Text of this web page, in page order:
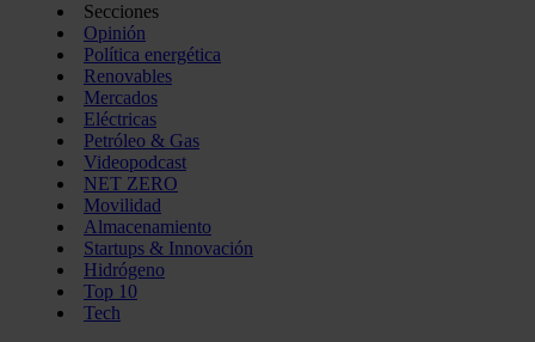
Secciones
Opinión
Política energética
Renovables
Mercados
Eléctricas
Petróleo & Gas
Videopodcast
NET ZERO
Movilidad
Almacenamiento
Startups & Innovación
Hidrógeno
Top 10
Tech